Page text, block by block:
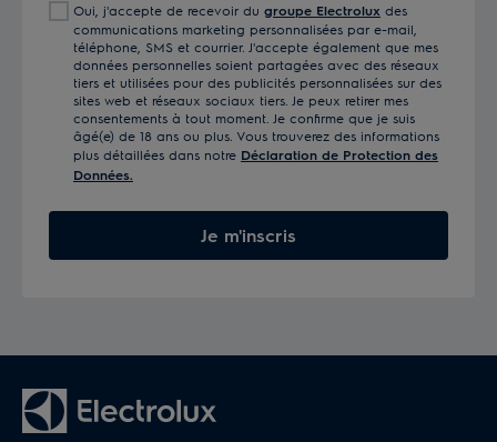
e-
mail
Oui, j'accepte de recevoir du groupe Electrolux des
communications marketing personnalisées par e-mail,
téléphone, SMS et courrier. J'accepte également que mes
données personnelles soient partagées avec des réseaux
tiers et utilisées pour des publicités personnalisées sur des
sites web et réseaux sociaux tiers. Je peux retirer mes
consentements à tout moment. Je confirme que je suis
âgé(e) de 18 ans ou plus. Vous trouverez des informations
plus détaillées dans notre Déclaration de Protection des
Données.
Je m'inscris